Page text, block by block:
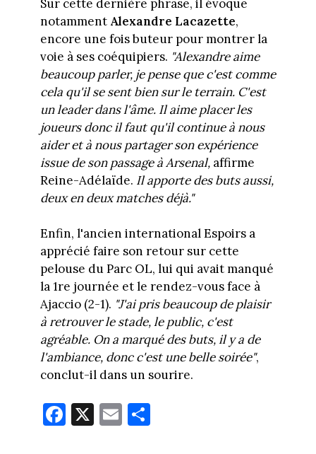
Sur cette dernière phrase, il évoque
notamment Alexandre Lacazette,
encore une fois buteur pour montrer la
voie à ses coéquipiers. "Alexandre aime
beaucoup parler, je pense que c'est comme
cela qu'il se sent bien sur le terrain. C'est
un leader dans l'âme. Il aime placer les
joueurs donc il faut qu'il continue à nous
aider et à nous partager son expérience
issue de son passage à Arsenal,affirme
Reine-Adélaïde. Il apporte des buts aussi,
deux en deux matches déjà."
Enfin, l'ancien international Espoirs a
apprécié faire son retour sur cette
pelouse du Parc OL, lui qui avait manqué
la 1re journée et le rendez-vous face à
Ajaccio (2-1). "J'ai pris beaucoup de plaisir
à retrouver le stade, le public, c'est
agréable. On a marqué des buts, il y a de
l'ambiance, donc c'est une belle soirée",
conclut-il dans un sourire.
Fa
ce
X E
m
Pa
rt